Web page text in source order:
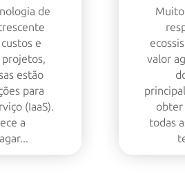
de
e
estão
para
(IaaS).
a
valor
obter
todas